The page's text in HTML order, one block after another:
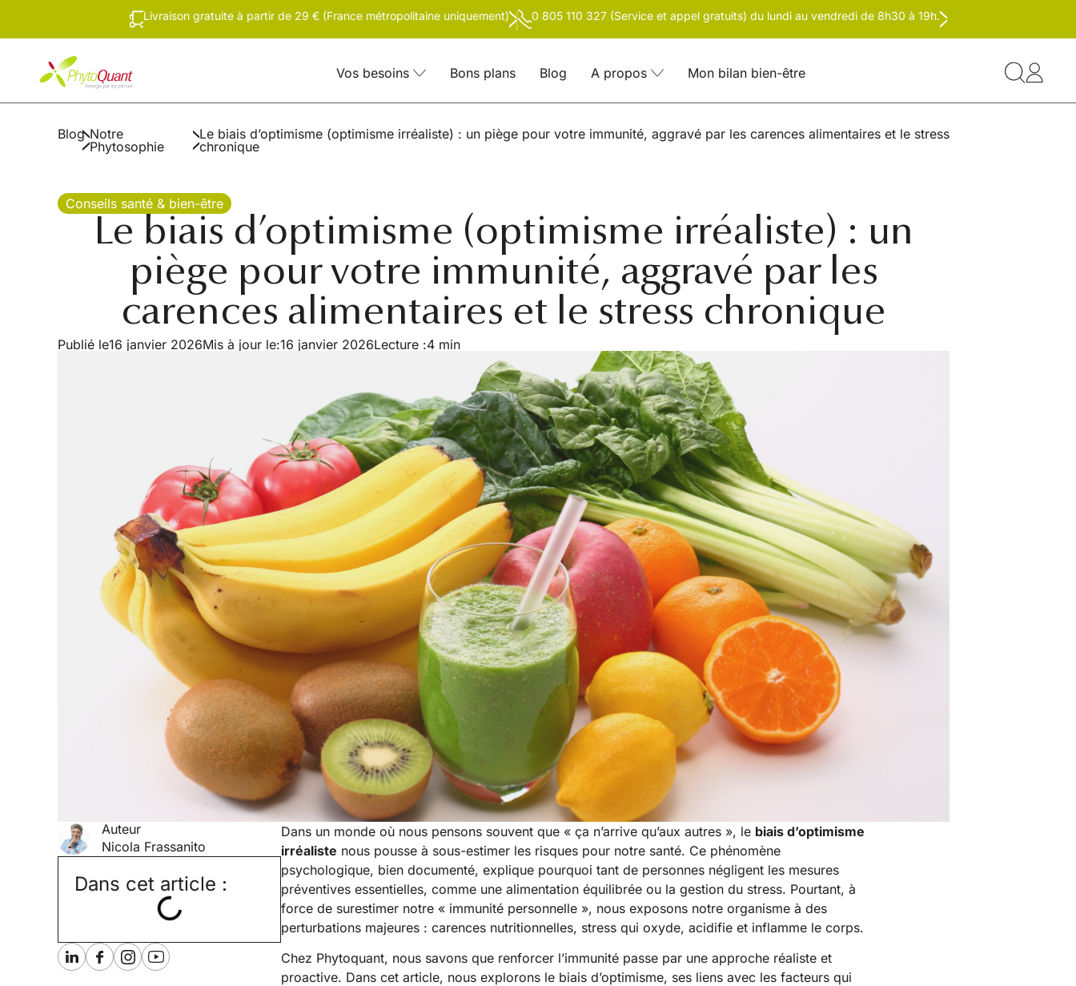
Livraison gratuite à partir de 29 € (France métropolitaine uniquement) 0 805 110 327 (Service et appel gratuits) du lundi au vendredi de 8h30 à 19h.
Vos besoins Bons plans Blog A propos Mon bilan bien-être
Blog Notre
Phytosophie
Le biais d’optimisme (optimisme irréaliste) : un piège pour votre immunité, aggravé par les carences alimentaires et le stress
chronique
Conseils santé & bien-être
Le biais d’optimisme (optimisme irréaliste) : un
piège pour votre immunité, aggravé par les
carences alimentaires et le stress chronique
Publié le16 janvier 2026Mis à jour le:16 janvier 2026Lecture :4 min
Auteur
Nicola Frassanito
Dans cet article :
Dans un monde où nous pensons souvent que « ça n’arrive qu’aux autres », le biais d’optimisme
irréaliste nous pousse à sous-estimer les risques pour notre santé. Ce phénomène
psychologique, bien documenté, explique pourquoi tant de personnes négligent les mesures
préventives essentielles, comme une alimentation équilibrée ou la gestion du stress. Pourtant, à
force de surestimer notre « immunité personnelle », nous exposons notre organisme à des
perturbations majeures : carences nutritionnelles, stress qui oxyde, acidifie et inflamme le corps.
Chez Phytoquant, nous savons que renforcer l’immunité passe par une approche réaliste et
proactive. Dans cet article, nous explorons le biais d’optimisme, ses liens avec les facteurs qui